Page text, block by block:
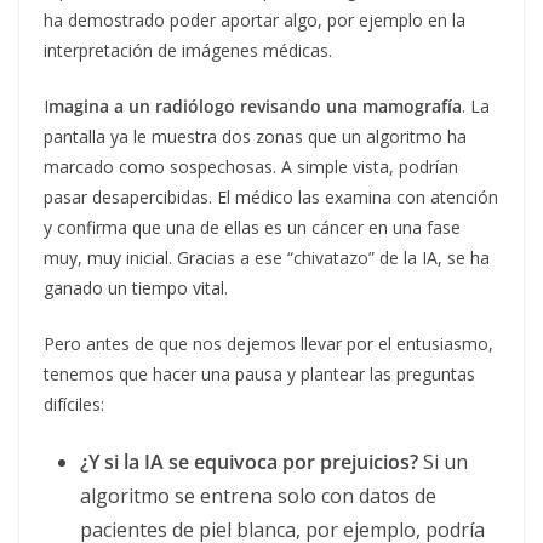
ha demostrado poder aportar algo, por ejemplo en la
interpretación de imágenes médicas.
Imagina a un radiólogo revisando una mamografía. La
pantalla ya le muestra dos zonas que un algoritmo ha
marcado como sospechosas. A simple vista, podrían
pasar desapercibidas. El médico las examina con atención
y confirma que una de ellas es un cáncer en una fase
muy, muy inicial. Gracias a ese “chivatazo” de la IA, se ha
ganado un tiempo vital.
Pero antes de que nos dejemos llevar por el entusiasmo,
tenemos que hacer una pausa y plantear las preguntas
difíciles:
¿Y si la IA se equivoca por prejuicios?Si un
algoritmo se entrena solo con datos de
pacientes de piel blanca, por ejemplo, podría